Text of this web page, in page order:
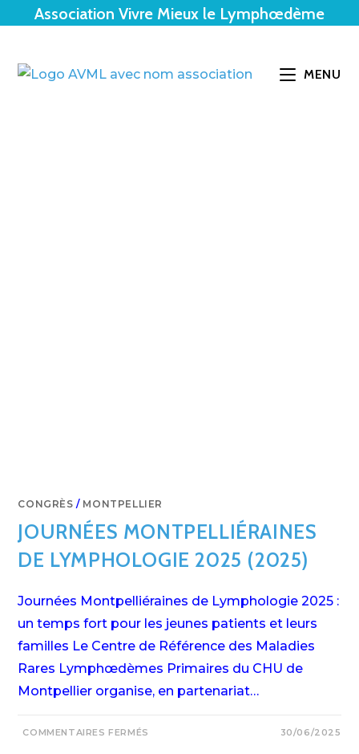
to
Association Vivre Mieux le Lymphœdème
MENU
CONGRÈS / MONTPELLIER
JOURNÉES MONTPELLIÉRAINES
DE LYMPHOLOGIE 2025 (2025)
Journées Montpelliéraines de Lymphologie 2025 :
un temps fort pour les jeunes patients et leurs
familles Le Centre de Référence des Maladies
Rares Lymphœdèmes Primaires du CHU de
Montpellier organise, en partenariat…
COMMENTAIRES FERMÉS 30/06/2025